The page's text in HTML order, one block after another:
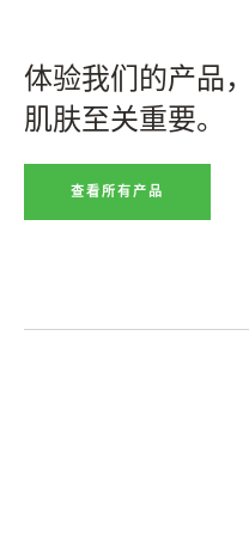
体验我们的产品
肌肤至关重要。
查看所有产品